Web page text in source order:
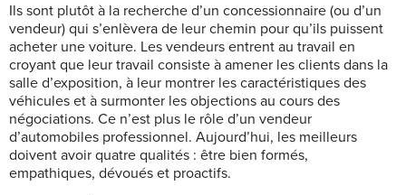
Ils sont plutôt à la recherche d’un concessionnaire (ou d’un
vendeur) qui s’enlèvera de leur chemin pour qu’ils puissent
acheter une voiture. Les vendeurs entrent au travail en
croyant que leur travail consiste à amener les clients dans la
salle d’exposition, à leur montrer les caractéristiques des
véhicules et à surmonter les objections au cours des
négociations. Ce n’est plus le rôle d’un vendeur
d’automobiles professionnel. Aujourd’hui, les meilleurs
doivent avoir quatre qualités : être bien formés,
empathiques, dévoués et proactifs.